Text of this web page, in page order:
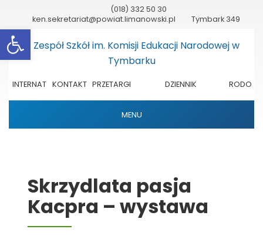
(018) 332 50 30
ken.sekretariat@powiat.limanowski.pl
Tymbark 349
INTERNAT KONTAKT PRZETARGI
DZIENNIK
RODO
MENU
Skrzydlata pasja
Kacpra – wystawa
Otwórz pasek narzędzi